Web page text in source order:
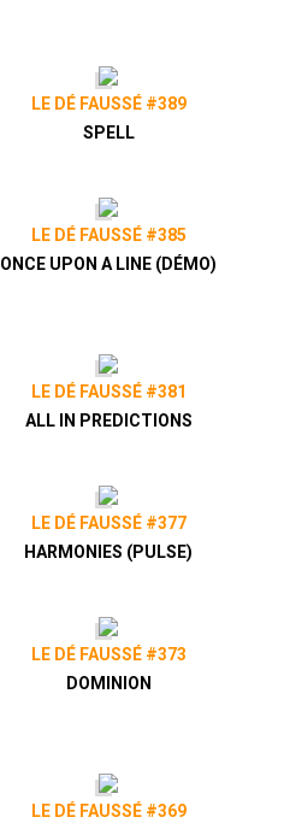
LE DÉ FAUSSÉ #389
SPELL
LE DÉ FAUSSÉ #385
ONCE UPON A LINE (DÉMO)
LE DÉ FAUSSÉ #381
ALL IN PREDICTIONS
LE DÉ FAUSSÉ #377
HARMONIES (PULSE)
LE DÉ FAUSSÉ #373
DOMINION
LE DÉ FAUSSÉ #369